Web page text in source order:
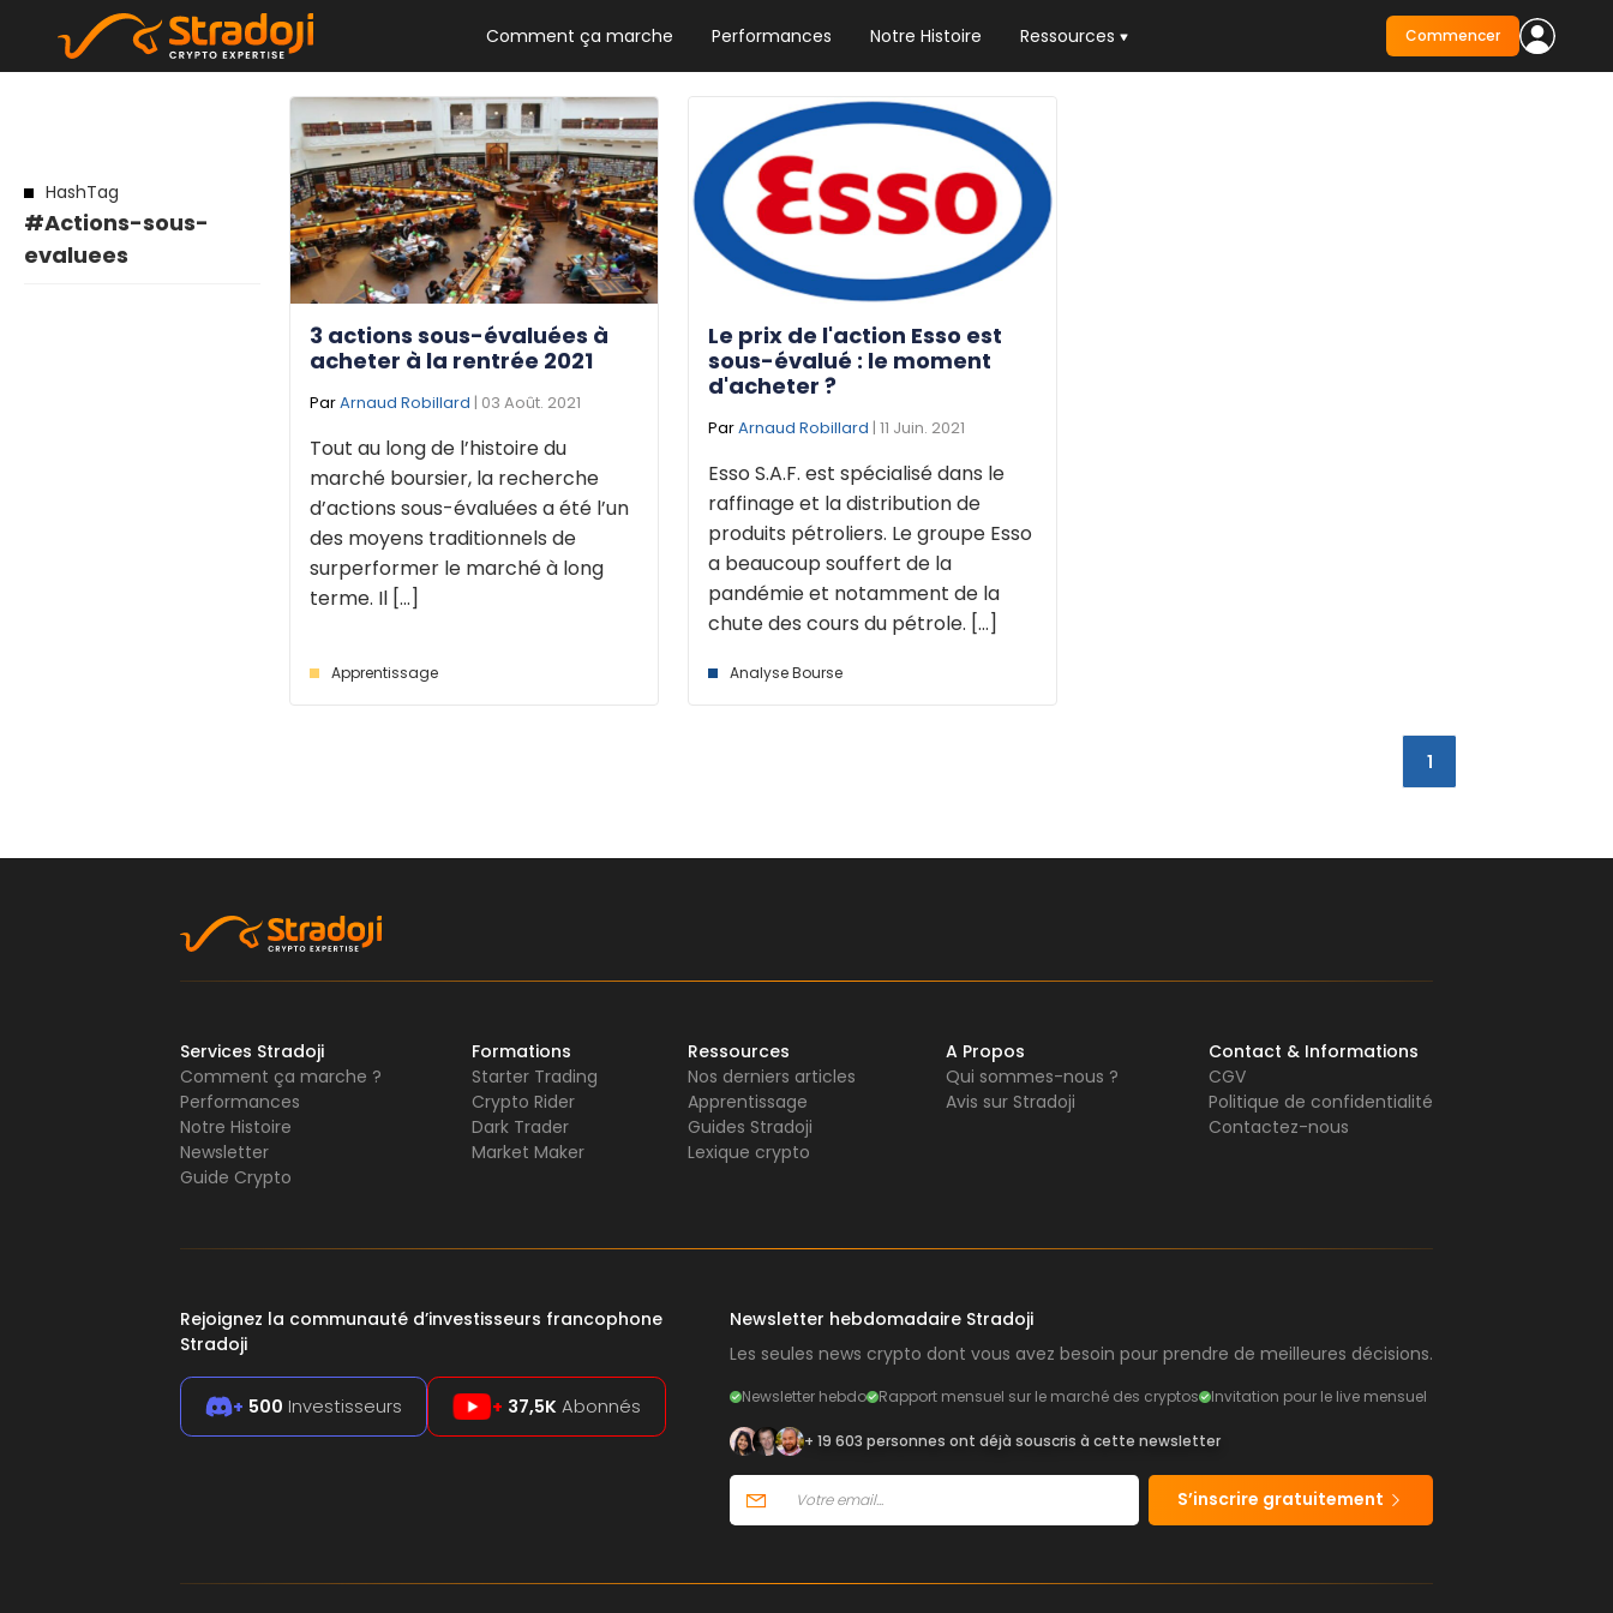
Comment ça marche Performances Notre Histoire Ressources
NEWSLETTER HEBDO
Les news crypto dont vous avez besoin
GUIDE CRYPTO STRADOJI
Le guide ultime pour débuter dans les
cryptomonnaies
Commencer
HashTag
#Actions-sous-
evaluees
3 actions sous-évaluées à
acheter à la rentrée 2021
ParArnaud Robillard | 03 Août. 2021
Tout au long de l’histoire du
marché boursier, la recherche
d’actions sous-évaluées a été l’un
des moyens traditionnels de
surperformer le marché à long
terme. Il [...]
Apprentissage
Le prix de l'action Esso est
sous-évalué : le moment
d'acheter ?
ParArnaud Robillard | 11 Juin. 2021
Esso S.A.F. est spécialisé dans le
raffinage et la distribution de
produits pétroliers. Le groupe Esso
a beaucoup souffert de la
pandémie et notamment de la
chute des cours du pétrole. [...]
Analyse Bourse
1
Services Stradoji
Comment ça marche ?
Performances
Notre Histoire
Newsletter
Guide Crypto
Formations
Starter Trading
Crypto Rider
Dark Trader
Market Maker
Ressources
Nos derniers articles
Apprentissage
Guides Stradoji
Lexique crypto
A Propos
Qui sommes-nous ?
Avis sur Stradoji
Contact & Informations
CGV
Politique de confidentialité
Contactez-nous
Rejoignez la communauté d’investisseurs francophone
Stradoji
+ 500 Investisseurs + 37,5K Abonnés
Newsletter hebdomadaire Stradoji
Les seules news crypto dont vous avez besoin pour prendre de meilleures décisions.
Newsletter hebdo Rapport mensuel sur le marché des cryptos Invitation pour le live mensuel
+ 19 603 personnes ont déjà souscris à cette newsletter
S’inscrire gratuitement